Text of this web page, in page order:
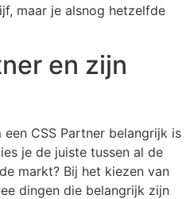
maar je alsnog hetzelfde
en zijn
CSS Partner belangrijk is
je de juiste tussen al de
markt? Bij het kiezen van
dingen die belangrijk zijn